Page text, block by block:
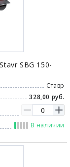
SBG 150-
Ставр
328,00 руб.
В наличии